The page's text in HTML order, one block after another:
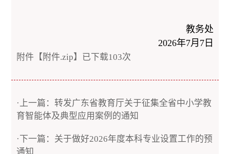
教务处
2026年7月7日
附件【 附件.zip】已下载103次
·上一篇：转发广东省教育厅关于征集全省中小学教
育智能体及典型应用案例的通知
·下一篇：关于做好2026年度本科专业设置工作的预
通知